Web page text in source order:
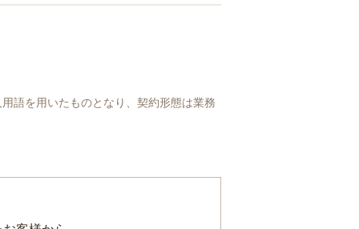
語を用いたものとなり、契約形態は業務